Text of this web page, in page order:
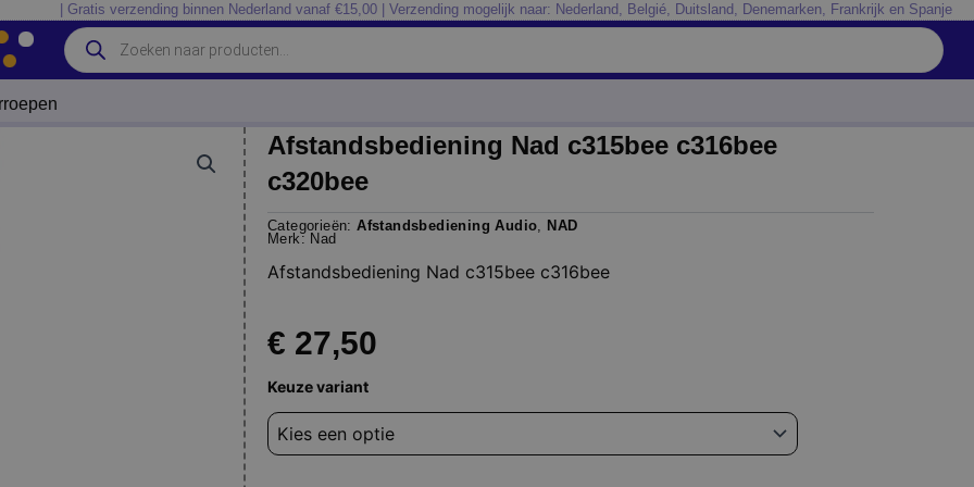
| Gratis verzending binnen Nederland vanaf €15,00 | Verzending mogelijk naar: Nederland, Belgié, Duitsland, Denemarken, Frankrijk en Spanje
Producten
zoeken
Afstandsbediening Nad c315bee c316bee
c320bee
Categorieën: Afstandsbediening Audio, NAD
Merk: Nad
Afstandsbediening Nad c315bee c316bee
€ 27,50
Keuze variant
Afstandsbediening
c315bee
c316bee